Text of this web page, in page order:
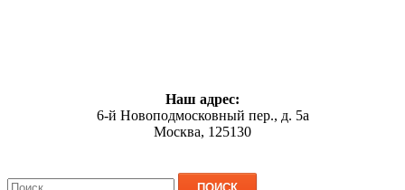
Наш адрес:
6-й Новоподмосковный пер., д. 5а
Москва, 125130